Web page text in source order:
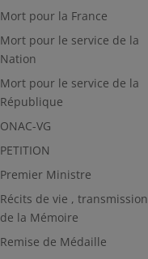
Mort pour la France
Mort pour le service de la
Nation
Mort pour le service de la
République
ONAC-VG
PETITION
Premier Ministre
Récits de vie , transmission
de la Mémoire
Remise de Médaille